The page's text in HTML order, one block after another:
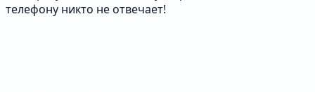
телефону никто не отвечает!